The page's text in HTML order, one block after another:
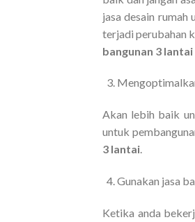
jasa desain rumah
terjadi perubahan
bangunan 3 lantai
Akan lebih baik
untuk
3 lantai.
Gunakan jasa
Ketika anda